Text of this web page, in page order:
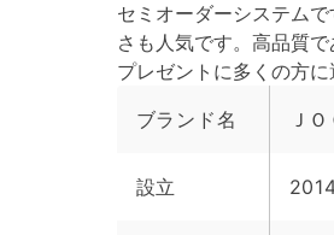
セミオーダーシステム
さも人気です。高品質
プレゼントに多くの方に
ブランド名
Ｊ
設立